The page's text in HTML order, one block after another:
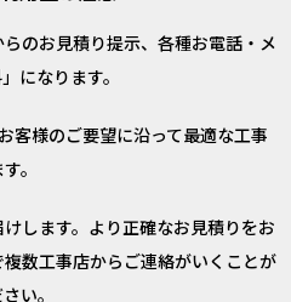
のお見積り提示、各種お電話・メ
になります。
客様のご要望に沿って最適な工事
。
します。より正確なお見積りをお
数工事店からご連絡がいくことが
い。